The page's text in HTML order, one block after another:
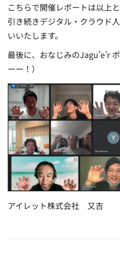
こちらで開催レポートは以上と
引き続きデジタル・クラウド
いいたします。
最後に、おなじみのJagu’e’r
ーー！）
アイレット株式会社 又吉